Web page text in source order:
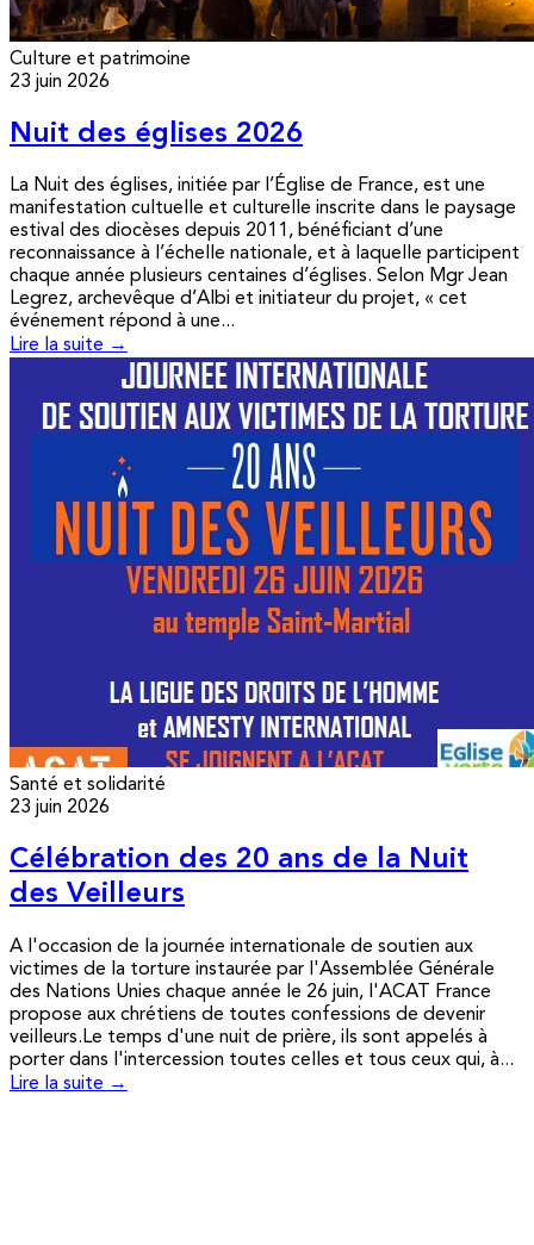
Culture et patrimoine
23 juin 2026
Nuit des églises 2026
La Nuit des églises, initiée par l’Église de France, est une
manifestation cultuelle et culturelle inscrite dans le paysage
estival des diocèses depuis 2011, bénéficiant d’une
reconnaissance à l’échelle nationale, et à laquelle participent
chaque année plusieurs centaines d’églises. Selon Mgr Jean
Legrez, archevêque d’Albi et initiateur du projet, « cet
événement répond à une...
Lire la suite →
Santé et solidarité
23 juin 2026
Célébration des 20 ans de la Nuit
des Veilleurs
A l'occasion de la journée internationale de soutien aux
victimes de la torture instaurée par l'Assemblée Générale
des Nations Unies chaque année le 26 juin, l'ACAT France
propose aux chrétiens de toutes confessions de devenir
veilleurs.Le temps d'une nuit de prière, ils sont appelés à
porter dans l'intercession toutes celles et tous ceux qui, à...
Lire la suite →